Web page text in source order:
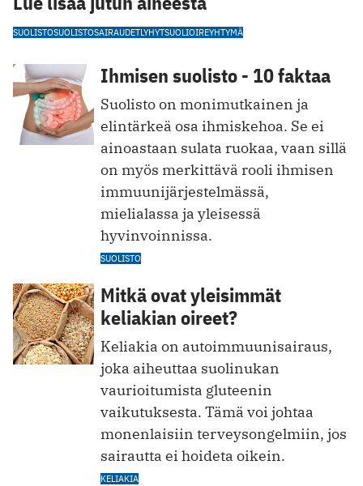
SUOLISTOSUOLISTOSAIRAUDETLYHYTSUOLIOIREYHTYMÄ
Ihmisen suolisto - 10 faktaa
Suolisto on monimutkainen ja
elintärkeä osa ihmiskehoa. Se ei
ainoastaan sulata ruokaa, vaan sillä
on myös merkittävä rooli ihmisen
immuunijärjestelmässä,
mielialassa ja yleisessä
hyvinvoinnissa.
SUOLISTO
Mitkä ovat yleisimmät
keliakian oireet?
Keliakia on autoimmuunisairaus,
joka aiheuttaa suolinukan
vaurioitumista gluteenin
vaikutuksesta. Tämä voi johtaa
monenlaisiin terveysongelmiin, jos
sairautta ei hoideta oikein.
KELIAKIA